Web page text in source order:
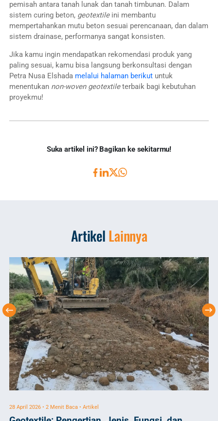
pemisah antara tanah lunak dan tanah timbunan. Dalam
sistem curing beton, geotextileini membantu
mempertahankan mutu beton sesuai perencanaan, dan dalam
sistem drainase, performanya sangat konsisten.
Jika kamu ingin mendapatkan rekomendasi produk yang
paling sesuai, kamu bisa langsung berkonsultasi dengan
Petra Nusa Elshada melalui halaman berikutuntuk
menentukan non-woven geotextileterbaik bagi kebutuhan
proyekmu!
Suka artikel ini? Bagikan ke sekitarmu!
ArtikelLainnya
28 April 2026 • 2 Menit Baca • Artikel